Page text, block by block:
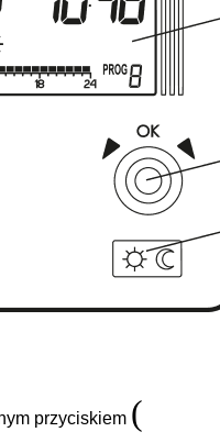
przyciskiem (